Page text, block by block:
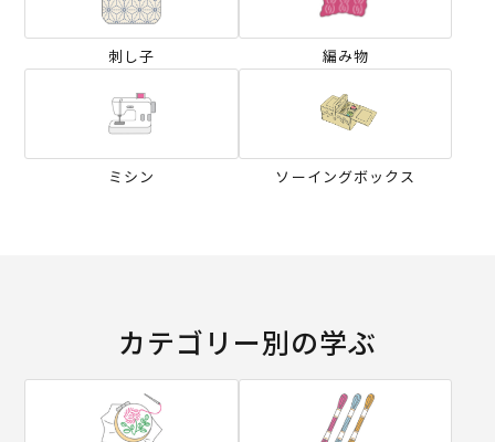
刺し子 編み物
ミシン ソーイングボックス
カテゴリー別の学ぶ